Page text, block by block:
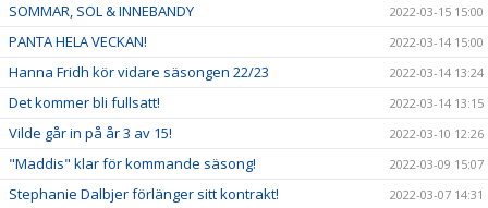
SOMMAR, SOL & INNEBANDY 2022-03-15 15:00
PANTA HELA VECKAN! 2022-03-14 15:00
Hanna Fridh kör vidare säsongen 22/23 2022-03-14 13:24
Det kommer bli fullsatt! 2022-03-14 13:15
Vilde går in på år 3 av 15! 2022-03-10 12:26
"Maddis" klar för kommande säsong! 2022-03-09 15:07
Stephanie Dalbjer förlänger sitt kontrakt! 2022-03-07 14:31